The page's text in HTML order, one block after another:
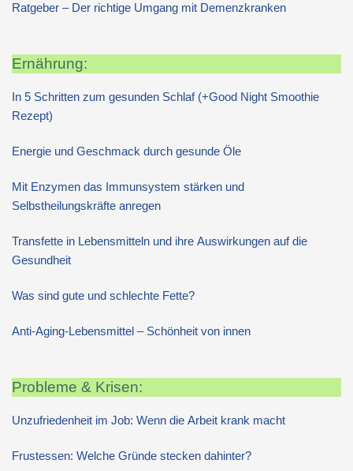
Ratgeber – Der richtige Umgang mit Demenzkranken
Ernährung:
In 5 Schritten zum gesunden Schlaf (+Good Night Smoothie
Rezept)
Energie und Geschmack durch gesunde Öle
Mit Enzymen das Immunsystem stärken und
Selbstheilungskräfte anregen
Transfette in Lebensmitteln und ihre Auswirkungen auf die
Gesundheit
Was sind gute und schlechte Fette?
Anti-Aging-Lebensmittel – Schönheit von innen
Probleme & Krisen:
Unzufriedenheit im Job: Wenn die Arbeit krank macht
Frustessen: Welche Gründe stecken dahinter?